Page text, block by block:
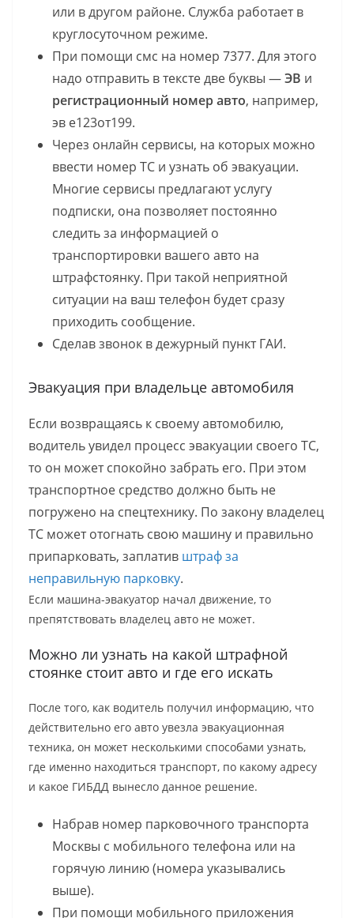
или в другом районе. Служба работает в
круглосуточном режиме.
При помощи смс на номер 7377. Для этого
надо отправить в тексте две буквы —ЭВ и
регистрационный номер авто, например,
эв е123от199.
Через онлайн сервисы, на которых можно
ввести номер ТС и узнать об эвакуации.
Многие сервисы предлагают услугу
подписки, она позволяет постоянно
следить за информацией о
транспортировки вашего авто на
штрафстоянку. При такой неприятной
ситуации на ваш телефон будет сразу
приходить сообщение.
Сделав звонок в дежурный пункт ГАИ.
Эвакуация при владельце автомобиля
Если возвращаясь к своему автомобилю,
водитель увидел процесс эвакуации своего ТС,
то он может спокойно забрать его. При этом
транспортное средство должно быть не
погружено на спецтехнику. По закону владелец
ТС может отогнать свою машину и правильно
припарковать, заплатив штраф за
неправильную парковку.
Если машина-эвакуатор начал движение, то
препятствовать владелец авто не может.
Можно ли узнать на какой штрафной
стоянке стоит авто и где его искать
После того, как водитель получил информацию, что
действительно его авто увезла эвакуационная
техника, он может несколькими способами узнать,
где именно находиться транспорт, по какому адресу
и какое ГИБДД вынесло данное решение.
Набрав номер парковочного транспорта
Москвы с мобильного телефона или на
горячую линию (номера указывались
выше).
При помощи мобильного приложения